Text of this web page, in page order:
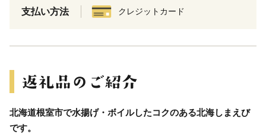
支払い方法 クレジットカード
北海道根室市で水揚げ・ボイルしたコクのある北海しまえび
です。